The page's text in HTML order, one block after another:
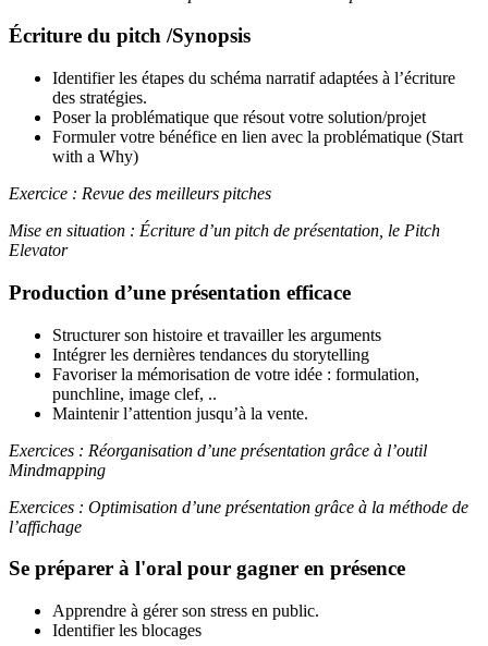
Écriture du pitch /Synopsis
Identifier les étapes du schéma narratif adaptées à l’écriture
des stratégies.
Poser la problématique que résout votre solution/projet
Formuler votre bénéfice en lien avec la problématique (Start
with a Why)
Exercice : Revue des meilleurs pitches
Mise en situation : Écriture d’un pitch de présentation, le Pitch
Elevator
Production d’une présentation efficace
Structurer son histoire et travailler les arguments
Intégrer les dernières tendances du storytelling
Favoriser la mémorisation de votre idée : formulation,
punchline, image clef, ..
Maintenir l’attention jusqu’à la vente.
Exercices : Réorganisation d’une présentation grâce à l’outil
Mindmapping
Exercices : Optimisation d’une présentation grâce à la méthode de
l’affichage
Se préparer à l'oral pour gagner en présence
Apprendre à gérer son stress en public.
Identifier les blocages